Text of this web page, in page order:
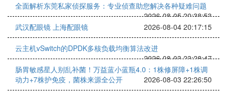
全面解析东莞私家侦探服务：专业侦查助您解决各种疑难问题
2026-08-05 20:38:53
武汉配眼镜 上海配眼镜
2026-08-04 20:17:15
云主机vSwitch的DPDK多核负载均衡算法改进
2026-08-03 23:28:47
肠胃敏感星人别乱补菌！万益蓝小蓝瓶4.0：1株修屏障+1株调
动力+7株护免疫，菌株来源全公开
2026-08-03 22:26:50